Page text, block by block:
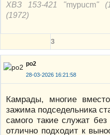
ХВЗ 153-421 "mypucm"
(1972)
3
po2
28-03-2026 16:21:58
Камрады, многие
зажима подседельника
самого такие служат без
отлично подходит к